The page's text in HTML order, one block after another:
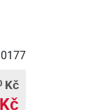
Kč
Kč